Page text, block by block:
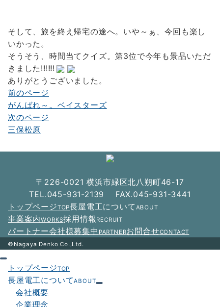
そして、旅を終え帰宅の途へ。いや～ぁ、今回も楽し
いかった。
そうそう、時間当てクイズ。第3位で今年も景品いただ
きました!!!!!!
ありがとうございました。
投
稿
ナ
ョ
ン
前のページ
がんばれ～。ベイスターズ
次のページ
三保松原
〒226-0021 横浜市緑区北八朔町46-17
TEL.045-931-2139 FAX.045-931-3441
トップページTOP長屋電工について ABOUT
事業案内WORKS採用情報 RECRUIT
パートナー会社様募集中 PARTNERお問合せCONTACT
©Nagaya Denko Co.,Ltd.
トップページTOP
長屋電工についてABOUT
会社概要
企業理念